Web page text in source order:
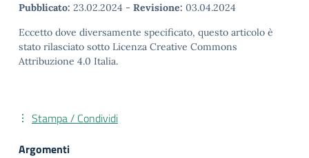
Pubblicato: 23.02.2024 - Revisione: 03.04.2024
Eccetto dove diversamente specificato, questo articolo è
stato rilasciato sotto Licenza Creative Commons
Attribuzione 4.0 Italia.
Stampa / Condividi
Argomenti